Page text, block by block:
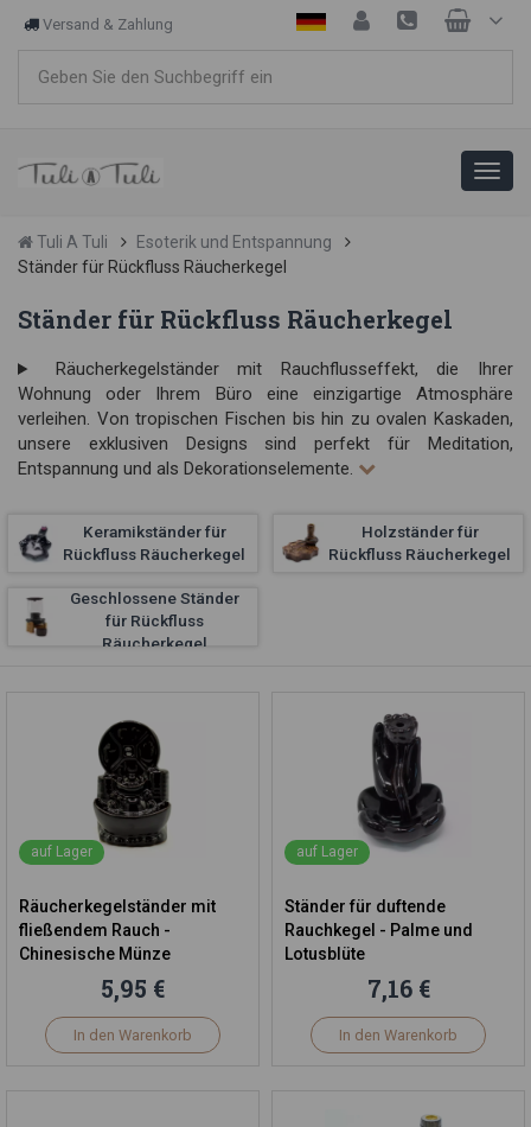
Versand & Zahlung
Tuli A Tuli
Esoterik und Entspannung
Ständer für Rückfluss Räucherkegel
Ständer für Rückfluss Räucherkegel
Räucherkegelständer mit Rauchflusseffekt, die Ihrer
Wohnung oder Ihrem Büro eine einzigartige Atmosphäre
verleihen. Von tropischen Fischen bis hin zu ovalen Kaskaden,
unsere exklusiven Designs sind perfekt für Meditation,
Entspannung und als Dekorationselemente.
Keramikständer für
Rückfluss Räucherkegel
Holzständer für
Rückfluss Räucherkegel
Geschlossene Ständer
für Rückfluss
Räucherkegel
auf Lager
Räucherkegelständer mit
fließendem Rauch -
Chinesische Münze
5,95 €
In den Warenkorb
auf Lager
Ständer für duftende
Rauchkegel - Palme und
Lotusblüte
7,16 €
In den Warenkorb